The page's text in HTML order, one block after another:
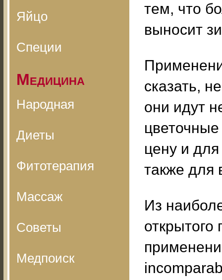
Яйцо
Специи
Медицина
Народная
Диеты
Фитотерапия
Массаж
Советы
Медпоиск
тем, что
выносит
сказать,
они идут
цену и
также для
Из
открытого